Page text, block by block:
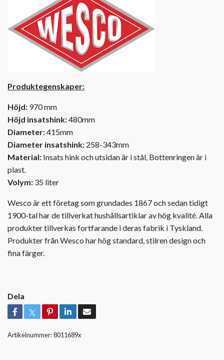
Produktegenskaper:
Höjd: 970 mm
Höjd insatshink:480mm
Diameter:415mm
Diameter insatshink: 258-343mm
Material: Insats hink och utsidan är i stål, Bottenringen är i
plast.
Volym: 35 liter
Wesco är ett företag som grundades 1867 och sedan tidigt
1900-tal har de tillverkat hushållsartiklar av hög kvalité. Alla
produkter tillverkas fortfarande i deras fabrik i Tyskland.
Produkter från Wesco har hög standard, stilren design och
fina färger.
Dela
Artikelnummer:8011689x